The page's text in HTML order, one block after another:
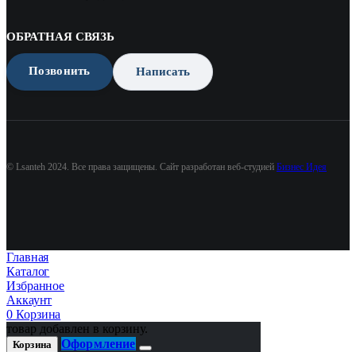
ОБРАТНАЯ СВЯЗЬ
Позвонить Написать
© Lsanteh 2024. Все права защищены. Сайт разработан веб-студией Бизнес Идея
Главная
Каталог
Избранное
Аккаунт
0 Корзина
товар добавлен в корзину.
Корзина Оформление